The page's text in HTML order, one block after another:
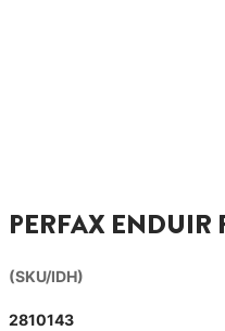
PERFAX ENDUIR
(SKU/IDH)
2810143